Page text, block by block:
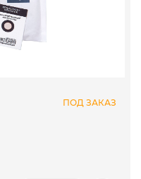
ПОД ЗАКАЗ